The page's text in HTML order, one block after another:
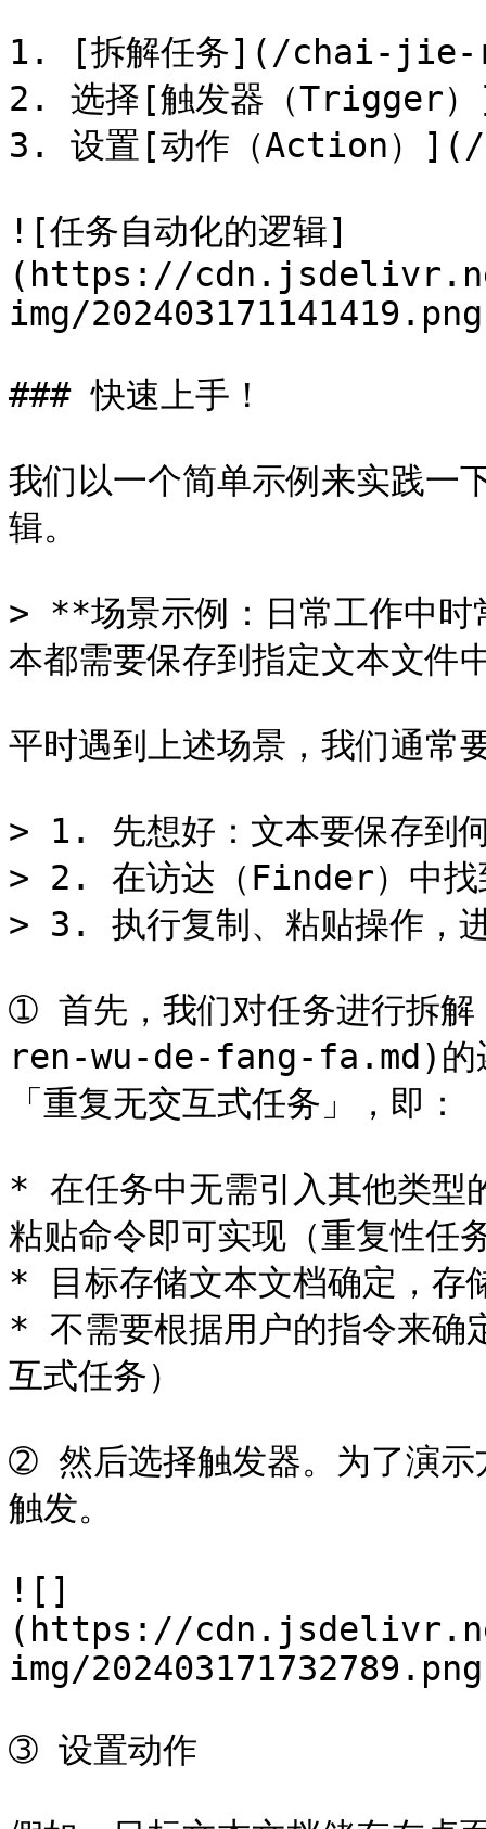
1. [拆解任务](/chai-jie-
2. 选择[触发器（
3. 设置[动作（Action）
![任务自动化的逻辑]
(https://cdn.jsdelivr.net/
img/
### 快速上手！
我们以一个简单示例来实践
辑。
> **场景示例：日常工作中时
本都需要保存到指定文本文件
平时遇到上述场景，我们通常
> 1. 先想好：文本要保存到
> 2. 在访达（Finder）中找
> 3. 执行复制、粘贴操作，
➀ 首先，我们对任务进行
ren-wu-de-fang-fa.md)的逻
「重复无交互式任务」，即：
* 在任务中无需引入其他类型
粘贴命令即可实现（重复性任
* 目标存储文本文档确定，存
* 不需要根据用户的指令来确
互式任务）
➁ 然后选择触发器。为了演示
触发。
![]
(https://cdn.jsdelivr.net/
img/
➂ 设置动作